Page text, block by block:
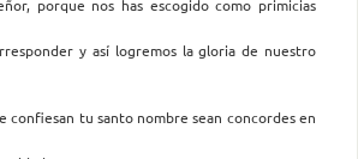
porque nos has escogido como primicias
y así logremos la gloria de nuestro
confiesan tu santo nombre sean concordes en